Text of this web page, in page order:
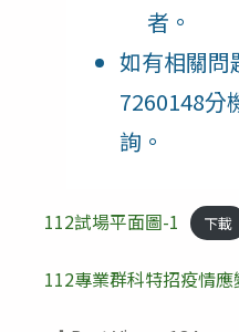
者。
如有相關問
7260148分
詢。
112試場平面圖-1 下載
112專業群科特招疫情